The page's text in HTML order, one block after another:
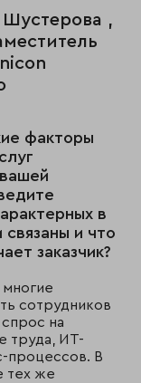
,
факторы
в
связаны и что
заказчик?
многие
сотрудников
на
труда, ИТ-
процессов. В
тех же